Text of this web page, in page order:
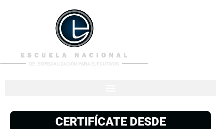
CERTIFÍCATE DESDE